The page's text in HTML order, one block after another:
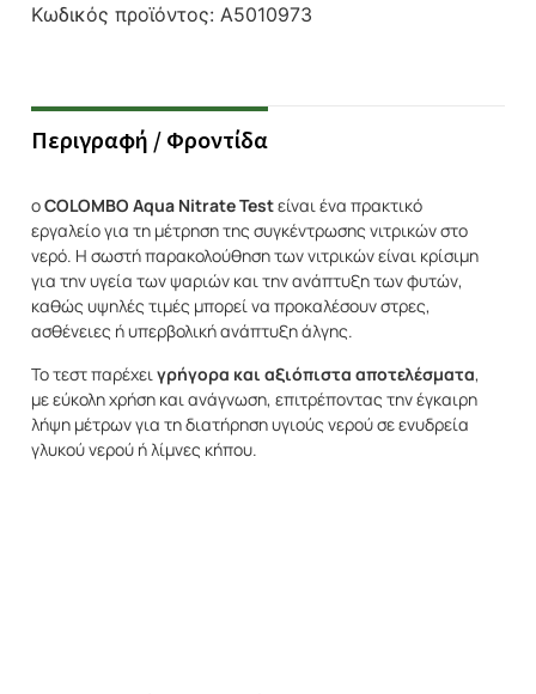
Κωδικός προϊόντος: A5010973
Περιγραφή / Φροντίδα
οCOLOMBO Aqua Nitrate Testείναι ένα πρακτικό
εργαλείο για τη μέτρηση της συγκέντρωσης νιτρικών στο
νερό. Η σωστή παρακολούθηση των νιτρικών είναι κρίσιμη
για την υγεία των ψαριών και την ανάπτυξη των φυτών,
καθώς υψηλές τιμές μπορεί να προκαλέσουν στρες,
ασθένειες ή υπερβολική ανάπτυξη άλγης.
Το τεστ παρέχει γρήγορα και αξιόπιστα αποτελέσματα,
με εύκολη χρήση και ανάγνωση, επιτρέποντας την έγκαιρη
λήψη μέτρων για τη διατήρηση υγιούς νερού σε ενυδρεία
γλυκού νερού ή λίμνες κήπου.